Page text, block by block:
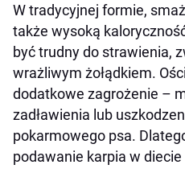
W tradycyjnej formie,
także wysoką
być trudny do strawienia,
wrażliwym żołądkiem.
dodatkowe zagrożenie –
zadławienia lub
pokarmowego psa.
podawanie karpia w diecie